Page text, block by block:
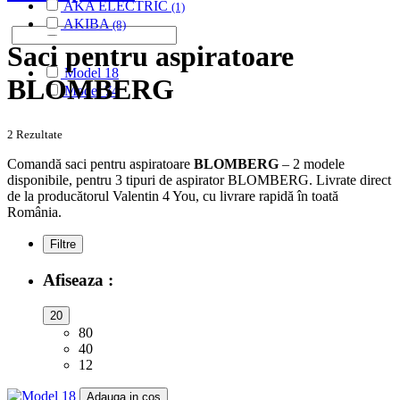
AKA ELECTRIC (1)
AKIBA (8)
ALASKA (28)
ALBATROS
ALFATEC (17)
ALIEN (2)
ALPINA (10)
ALTIC (3)
ALTO (12)
AMADIS
AMROS
AMSTAR
AMSTRAD
ANTECH
APL
AQUA VAC
Model 18
Model 74
Saci pentru aspiratoare
BLOMBERG
2 Rezultate
Comandă saci pentru aspiratoare BLOMBERG – 2 modele
disponibile, pentru 3 tipuri de aspirator BLOMBERG. Livrate direct
de la producătorul Valentin 4 You, cu livrare rapidă în toată
România.
Filtre
Afiseaza :
20
80
40
12
Adauga in cos